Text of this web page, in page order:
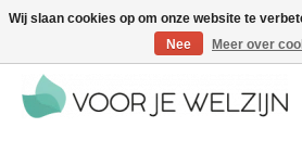
Voordelige zelfverzorgingsproducten | Vandaag
Wij slaan cookies op om onze website te
Nee
Meer over